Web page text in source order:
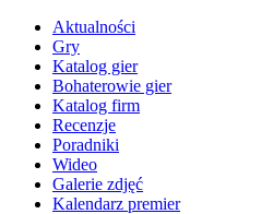
Aktualności
Gry
Katalog gier
Bohaterowie gier
Katalog firm
Recenzje
Poradniki
Wideo
Galerie zdjęć
Kalendarz premier